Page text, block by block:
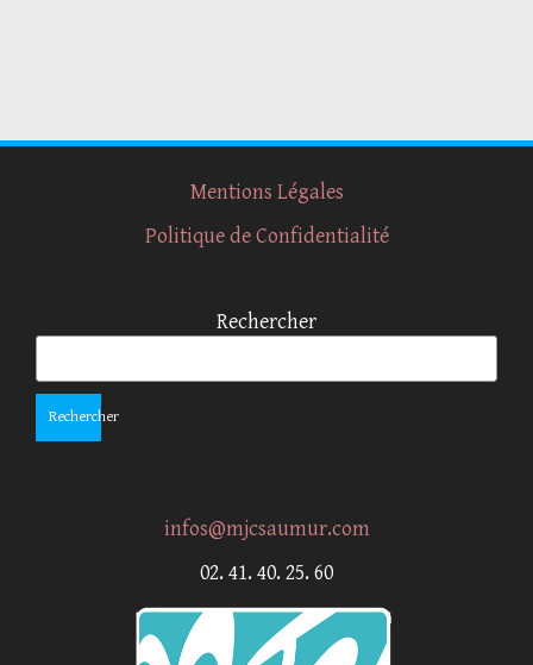
Mentions Légales
Politique de Confidentialité
Rechercher
Rechercher
infos@mjcsaumur.com
02. 41. 40. 25. 60